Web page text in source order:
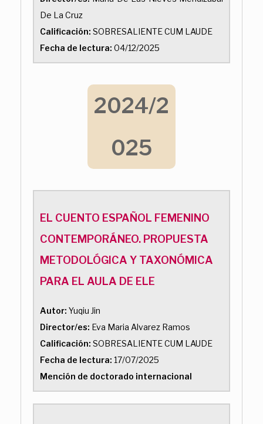
De La Cruz
Calificación: SOBRESALIENTE CUM LAUDE
Fecha de lectura: 04/12/2025
2024/2
025
EL CUENTO ESPAÑOL FEMENINO
CONTEMPORÁNEO. PROPUESTA
METODOLÓGICA Y TAXONÓMICA
PARA EL AULA DE ELE
Autor: Yuqiu Jin
Director/es: Eva Maria Alvarez Ramos
Calificación: SOBRESALIENTE CUM LAUDE
Fecha de lectura: 17/07/2025
Mención de doctorado internacional